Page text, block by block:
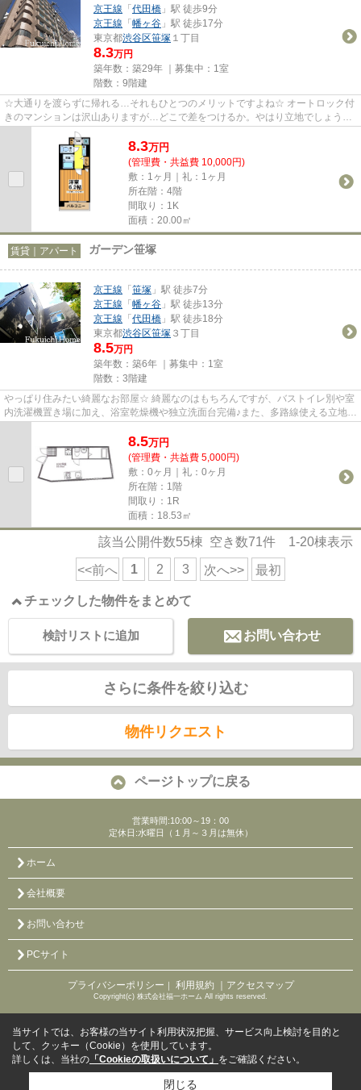
京王線 「代田橋 」駅 徒歩9分
京王線 「幡ヶ谷 」駅 徒歩17分
東京都渋谷区笹塚 １丁目
8.3万円
築年数：築29年 ｜募集中： 1室
階数：9階建
☆大通りを渡らずに帰れる…それもひとつのメリットですよね☆ オートロック付
きのマンションは沢山ありますが…どこで差をつけるか。やはり立地でしょう！
大きな道も渡らず駅から一本道。...
8.3万円
(管理費・共益費 10,000円)
敷：1ヶ月｜礼：1ヶ月
所在階：4階
間取り：1K
面積：20.00㎡
賃貸｜アパート ガーデン笹塚
京王線 「笹塚 」駅 徒歩7分
京王線 「幡ヶ谷 」駅 徒歩13分
京王線 「代田橋 」駅 徒歩18分
東京都渋谷区笹塚 ３丁目
8.5万円
築年数：築6年 ｜募集中： 1室
階数：3階建
やっぱり住みたい綺麗なお部屋☆ 綺麗なのはもちろんですが、バストイレ別や室
内洗濯機置き場に加え、浴室乾燥機や独立洗面台完備♪また、多路線使える立地な
ので通勤や休日のお出かけは...
8.5万円
(管理費・共益費 5,000円)
敷：0ヶ月｜礼：0ヶ月
所在階：1階
間取り：1R
面積：18.53㎡
該当公開件数55棟 空き数71件 1-20棟表示
<<前へ 1 2 3 次へ>> 最初
チェックした物件をまとめて
お問い合わせ
検討リストに追加
さらに条件を絞り込む
物件リクエスト
ページトップに戻る
営業時間:10:00～19：00
定休日:水曜日（１月～３月は無休）
ホーム
会社概要
お問い合わせ
PCサイト
プライバシーポリシー ｜ 利用規約 ｜アクセスマップ
Copyright(c) 株式会社福一ホーム All rights reserved.
当サイトでは、お客様の当サイト利用状況把握、サービス向上検討を目的と
して、クッキー（Cookie）を使用しています。
詳しくは、当社の 「Cookieの取扱いについて」 をご確認ください。
閉じる